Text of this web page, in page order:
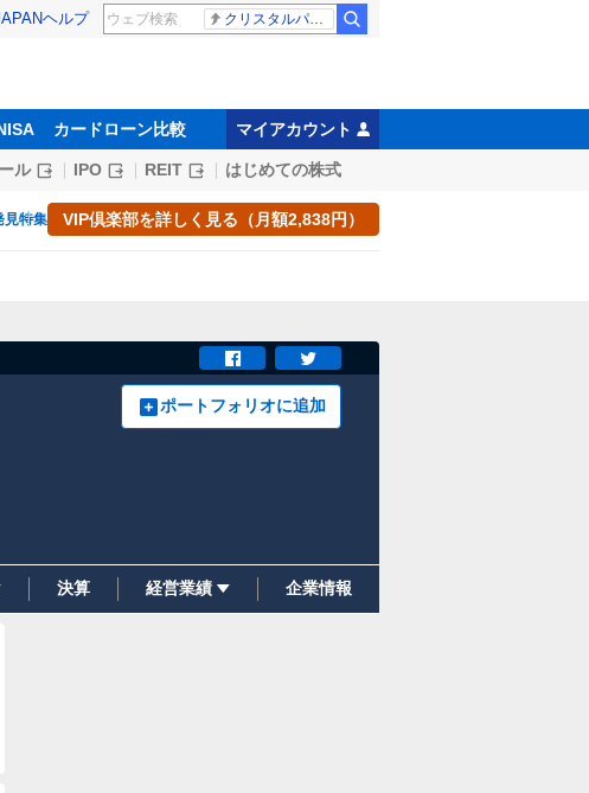
ヘルプ クリスタルパレス 冨安健洋
カードローン比較 マイアカウント
ル IPO REIT はじめての株式
見特集 VIP倶楽部を詳しく見る（月額2,838円）
ポートフォリオに追加
決算 経営業績 企業情報